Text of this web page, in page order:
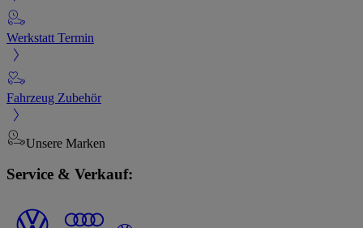
Werkstatt Termin
Fahrzeug Zubehör
Unsere Marken
Service & Verkauf: